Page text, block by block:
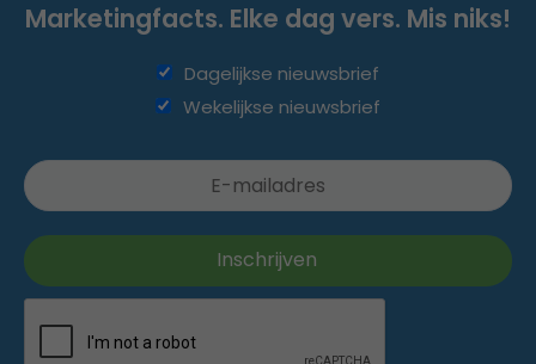
Marketingfacts. Elke dag vers. Mis niks!
Dagelijkse nieuwsbrief
Wekelijkse nieuwsbrief